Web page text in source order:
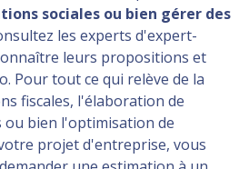
sociales ou bien gérer des
les experts d'expert-
leurs propositions et
Pour tout ce qui relève de la
fiscales, l'élaboration de
bien l'optimisation de
projet d'entreprise, vous